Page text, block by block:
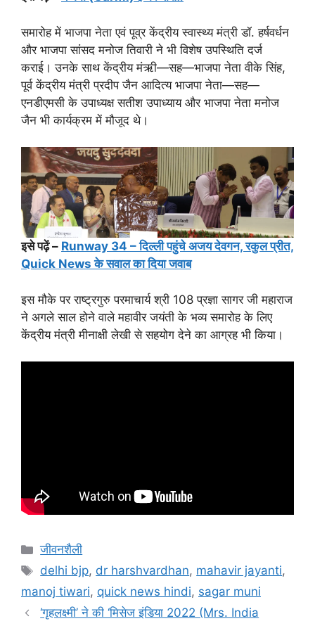
समारोह में भाजपा नेता एवं पूव्र केंद्रीय स्वास्थ्य मंत्री डॉ. हर्षवर्धन
और भाजपा सांसद मनोज तिवारी ने भी विशेष उपस्थिति दर्ज
कराई। उनके साथ केंद्रीय मंऋी—सह—भाजपा नेता वीके सिंह,
पूर्व केंद्रीय मंत्री प्रदीप जैन आदित्य भाजपा नेता—सह—
एनडीएमसी के उपाध्यक्ष सतीश उपाध्याय और भाजपा नेता मनोज
जैन भी कार्यक्रम में मौजूद थे।
इसे पढ़ें – Runway 34 – दिल्ली पहुंचे अजय देवगन, रकुल प्रीत,
Quick News के सवाल का दिया जवाब
इस मौके पर राष्ट्रगुरु परमाचार्य श्री 108 प्रज्ञा सागर जी महाराज
ने अगले साल होने वाले महावीर जयंती के भव्य समारोह के लिए
केंद्रीय मंत्री मीनाक्षी लेखी से सहयोग देने का आग्रह भी किया।
जीवनशैली
delhi bjp, dr harshvardhan, mahavir jayanti,
manoj tiwari, quick news hindi, sagar muni
‘गृहलक्ष्मी’ ने की ‘मिसेज इंडिया 2022 (Mrs. India